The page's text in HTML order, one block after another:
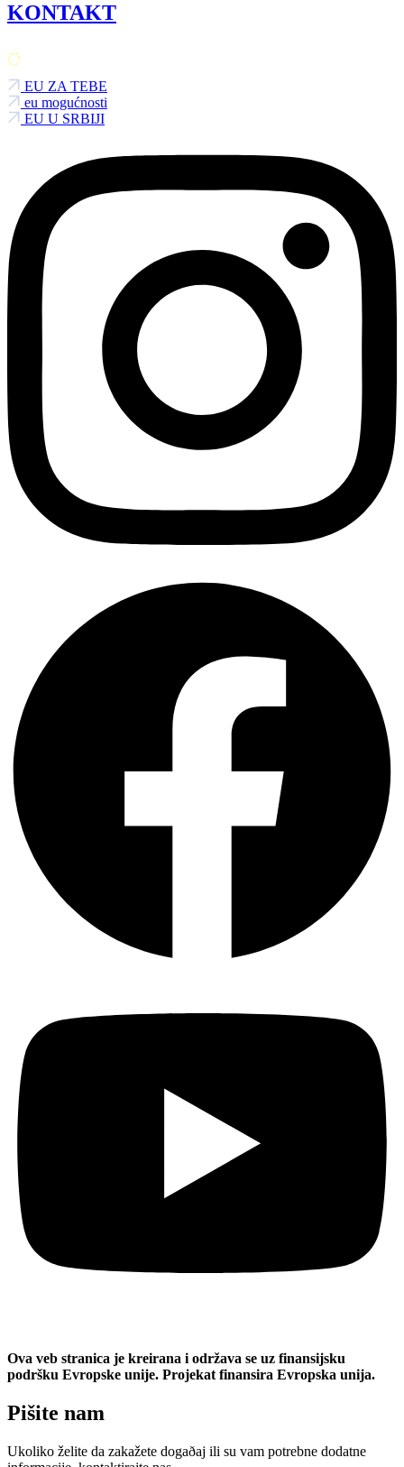
KONTAKT
EU ZA TEBE
eu mogućnosti
EU U SRBIJI
Ova veb stranica je kreirana i održava se uz finansijsku
podršku Evropske unije. Projekat finansira Evropska unija.
Pišite nam
Ukoliko želite da zakažete dogaðaj ili su vam potrebne dodatne